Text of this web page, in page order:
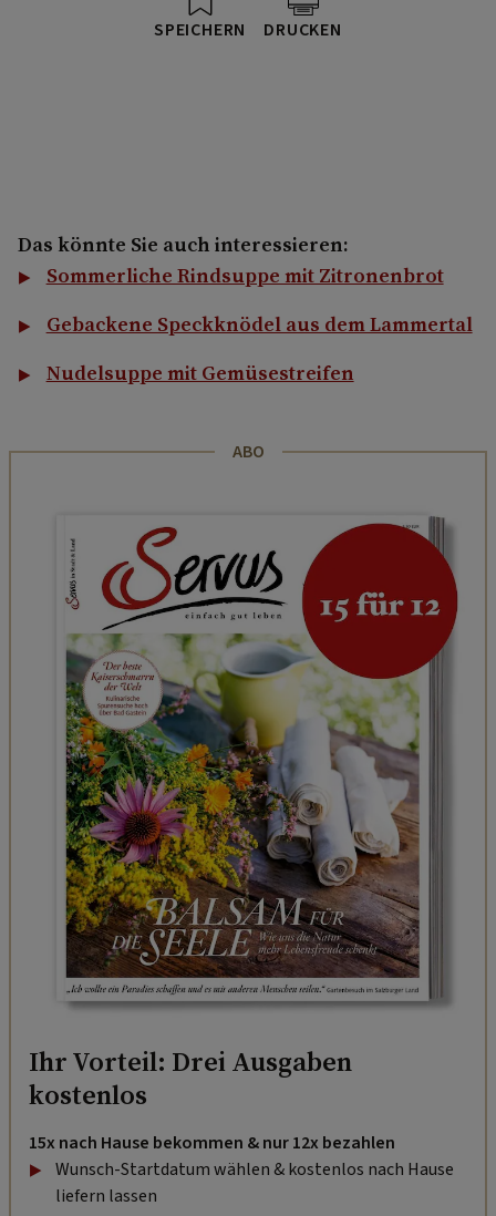
SPEICHERN DRUCKEN
Das könnte Sie auch interessieren:
Sommerliche Rindsuppe mit Zitronenbrot
Gebackene Speckknödel aus dem Lammertal
Nudelsuppe mit Gemüsestreifen
ABO
Ihr Vorteil: Drei Ausgaben
kostenlos
15x nach Hause bekommen & nur 12x bezahlen
Wunsch-Startdatum wählen & kostenlos nach Hause
liefern lassen